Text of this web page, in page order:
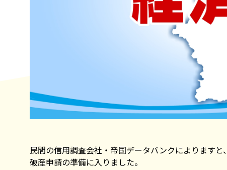
民間の信用調査会社・帝国データバンクによります
破産申請の準備に入りました。